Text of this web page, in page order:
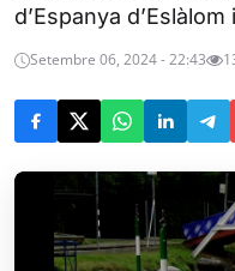
d’Espanya
Setembre 06, 2024 - 22:43